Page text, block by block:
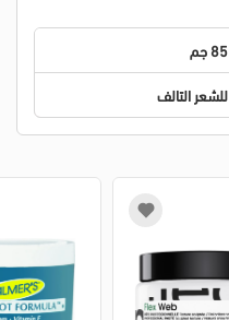
85 جم
للشعر التالف